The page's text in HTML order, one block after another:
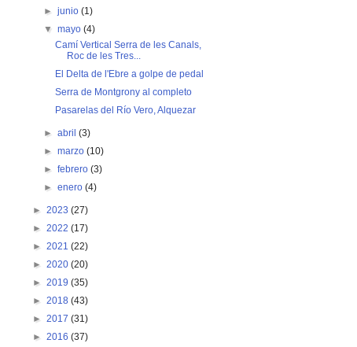
► junio (1)
▼ mayo (4)
Camí Vertical Serra de les Canals,
Roc de les Tres...
El Delta de l'Ebre a golpe de pedal
Serra de Montgrony al completo
Pasarelas del Río Vero, Alquezar
► abril (3)
► marzo (10)
► febrero (3)
► enero (4)
► 2023 (27)
► 2022 (17)
► 2021 (22)
► 2020 (20)
► 2019 (35)
► 2018 (43)
► 2017 (31)
► 2016 (37)